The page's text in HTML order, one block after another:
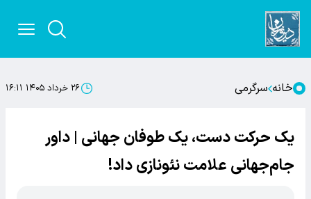
خانه سرگرمی ۲۶ خرداد ۱۴۰۵ ۱۶:۱۱
یک حرکت دست، یک طوفان جهانی | داور
جام‌جهانی علامت نئونازی داد!